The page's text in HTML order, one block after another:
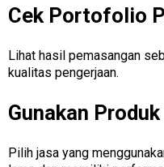
Cek Portofolio
Lihat hasil pemasangan
kualitas pengerjaan.
Gunakan
Pilih jasa yang